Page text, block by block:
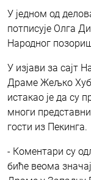
У једном од
потписује Олга
Народног
У изјави за сајт
Драме Жељко
истакао је да су
многи
гости из Пекинга.
- Коментари су
биће веома